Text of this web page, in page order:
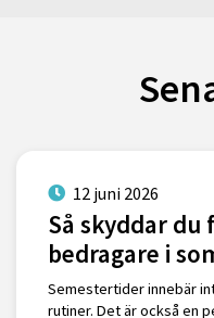
12 juni 2026
Så skyddar
bedragare i
Semestertider innebär
rutiner. Det är också en